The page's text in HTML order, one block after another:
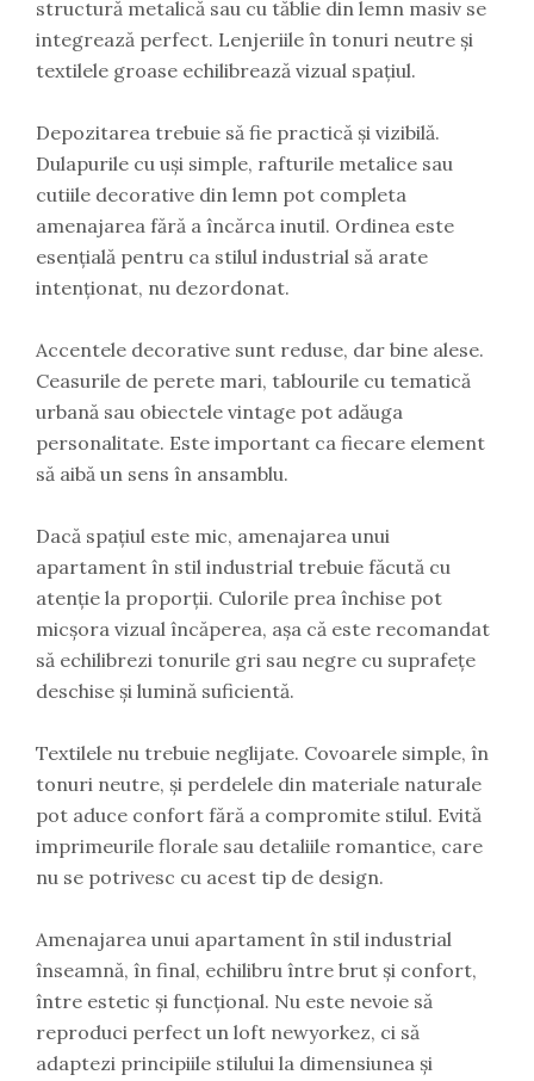
structură metalică sau cu tăblie din lemn masiv se
integrează perfect. Lenjeriile în tonuri neutre și
textilele groase echilibrează vizual spațiul.
Depozitarea trebuie să fie practică și vizibilă.
Dulapurile cu uși simple, rafturile metalice sau
cutiile decorative din lemn pot completa
amenajarea fără a încărca inutil. Ordinea este
esențială pentru ca stilul industrial să arate
intenționat, nu dezordonat.
Accentele decorative sunt reduse, dar bine alese.
Ceasurile de perete mari, tablourile cu tematică
urbană sau obiectele vintage pot adăuga
personalitate. Este important ca fiecare element
să aibă un sens în ansamblu.
Dacă spațiul este mic, amenajarea unui
apartament în stil industrial trebuie făcută cu
atenție la proporții. Culorile prea închise pot
micșora vizual încăperea, așa că este recomandat
să echilibrezi tonurile gri sau negre cu suprafețe
deschise și lumină suficientă.
Textilele nu trebuie neglijate. Covoarele simple, în
tonuri neutre, și perdelele din materiale naturale
pot aduce confort fără a compromite stilul. Evită
imprimeurile florale sau detaliile romantice, care
nu se potrivesc cu acest tip de design.
Amenajarea unui apartament în stil industrial
înseamnă, în final, echilibru între brut și confort,
între estetic și funcțional. Nu este nevoie să
reproduci perfect un loft newyorkez, ci să
adaptezi principiile stilului la dimensiunea și